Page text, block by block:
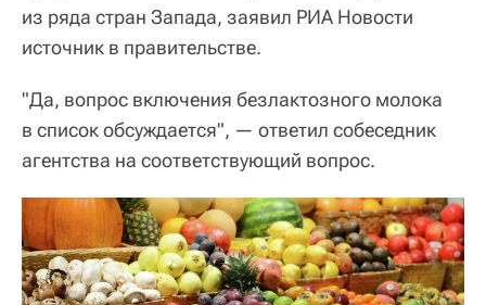
из ряда стран Запада, заявил РИА Новости
источник в правительстве.
"Да, вопрос включения безлактозного молока
в список обсуждается", — ответил собеседник
агентства на соответствующий вопрос.